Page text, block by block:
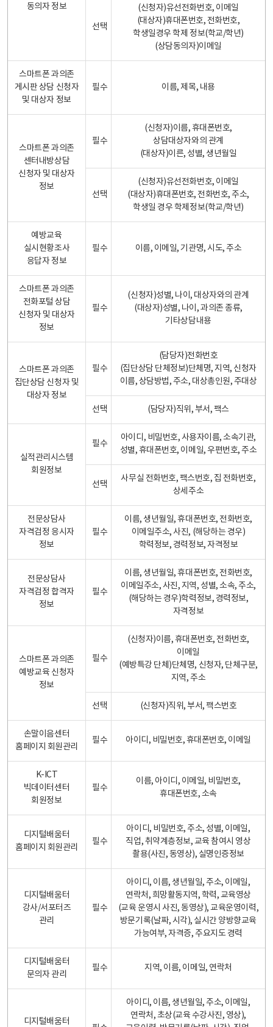
동의자 정보
선택
(신청자)유선전화번호, 이메일
(대상자)휴대폰번호, 전화번호,
학생일경우 학제 정보(학교/학년)
(상담동의자)이메일
스마트폰 과의존
게시판 상담 신청자
및 대상자 정보
필수 이름, 제목, 내용
스마트폰 과의존
센터내방상담
신청자 및 대상자
정보
필수
(신청자)이름, 휴대폰번호,
상담대상자와의 관계
(대상자)이른, 성별, 생년월일
선택
(신청자)유선전화번호, 이메일
(대상자)휴대폰번호, 전화번호, 주소,
학생일 경우 학제정보(학교/학년)
예방교육
실시현황조사
응답자 정보
필수 이름, 이메일, 기관명, 시도, 주소
스마트폰 과의존
전화포털 상담
신청자 및 대상자
정보
필수
(신청자)성별, 나이, 대상자와의 관계
(대상자)성별, 나이, 과의존 종류,
기타상담내용
스마트폰 과의존
집단상담 신청자 및
대상자 정보
필수
(담당자)전화번호
(집단상담 단체정보)단체명, 지역, 신청자
이름, 상담방법, 주소, 대상총인원, 주대상
선택 (담당자)직위, 부서, 팩스
실적관리시스템
회원정보
필수
아이디, 비밀번호, 사용자이름, 소속기관,
성별, 휴대폰번호, 이메일, 우편번호, 주소
선택
사무실 전화번호, 팩스번호, 집 전화번호,
상세주소
전문상담사
자격검정 응시자
정보
필수
이름, 생년월일, 휴대폰번호, 전화번호,
이메일주소, 사진, (해당하는 경우)
학력정보, 경력정보, 자격정보
전문상담사
자격검정 합격자
정보
필수
이름, 생년월일, 휴대폰번호, 전화번호,
이메일주소, 사진, 지역, 성별, 소속, 주소,
(해당하는 경우)학력정보, 경력정보,
자격정보
스마트폰 과의존
예방교육 신청자
정보
필수
(신청자)이름, 휴대폰번호, 전화번호,
이메일
(예방특강 단체)단체명, 신청자, 단체구분,
지역, 주소
선택 (신청자)직위, 부서, 팩스번호
손말이음센터
홈페이지 회원관리
필수 아이디, 비밀번호, 휴대폰번호, 이메일
K-ICT
빅데이터센터
회원정보
필수
이름, 아이디, 이메일, 비밀번호,
휴대폰번호, 소속
디지털배움터
홈페이지 회원관리
필수
아이디, 비밀번호, 주소, 성별, 이메일,
직업, 취약계층정보, 교육 참여시 영상
촬용(사진, 동영상), 실명인증정보
디지털배움터
강사/서포터즈
관리
필수
아이디, 이름, 생년월일, 주소, 이메일,
연락처, 희망활동지역, 학력, 교육영상
(교육 운영시 사진, 동영상), 교육운영이력,
방문기록(날짜, 시각), 실시간 양방향교육
가능여부, 자격증, 주요지도 경력
디지털배움터
문의자 관리
필수 지역, 이름, 이메일, 연락처
디지털배움터
아이디, 이름, 생년월일, 주소, 이메일,
연락처, 초상(교육 수강사진, 영상),